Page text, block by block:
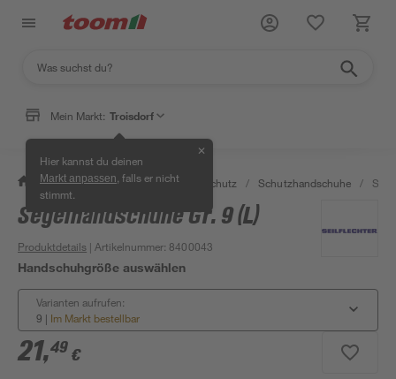
Mein Markt: Troisdorf
Hier kannst du deinen
Markt anpassen , falls er nicht
stimmt.
✕
/ Bauen & Renovieren / Arbeitsschutz / Schutzhandschuhe /
Segelhandschuhe Gr. 9 (L)
Produktdetails | Artikelnummer: 8400043
Handschuhgröße auswählen
Varianten aufrufen:
9 | Im Markt bestellbar
21,49 €